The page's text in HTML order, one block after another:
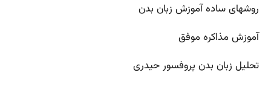
روشهای ساده آموزش زبان بدن
آموزش مذاکره موفق
تحلیل زبان بدن پروفسور حیدری